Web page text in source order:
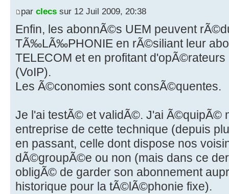
par clecs sur 12 Juil 2009, 20:38
Enfin, les abonnÃ©s UEM peuvent
TÃ‰LÃ‰PHONIE en rÃ©siliant leur
TELECOM et en profitant
(VoIP).
Les Ã©conomies sont consÃ©quentes.
Je l'ai testÃ© et validÃ©. J'ai Ã©quipÃ©
entreprise de cette technique (depuis
en passant, celle dont dispose nos
dÃ©groupÃ©e ou non (mais dans ce
obligÃ© de garder son abonnement
historique pour la tÃ©lÃ©phonie fixe).